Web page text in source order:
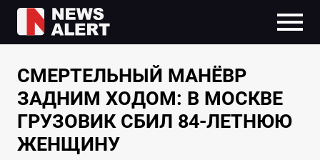
СМЕРТЕЛЬНЫЙ МАНЁВР
ЗАДНИМ ХОДОМ: В МОСКВЕ
ГРУЗОВИК СБИЛ 84-ЛЕТНЮЮ
ЖЕНЩИНУ